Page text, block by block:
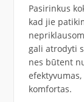
Pasirinkus
kad jie
gali atrodyti
nes būtent
komfortas.